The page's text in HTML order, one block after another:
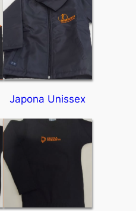
Japona Unissex